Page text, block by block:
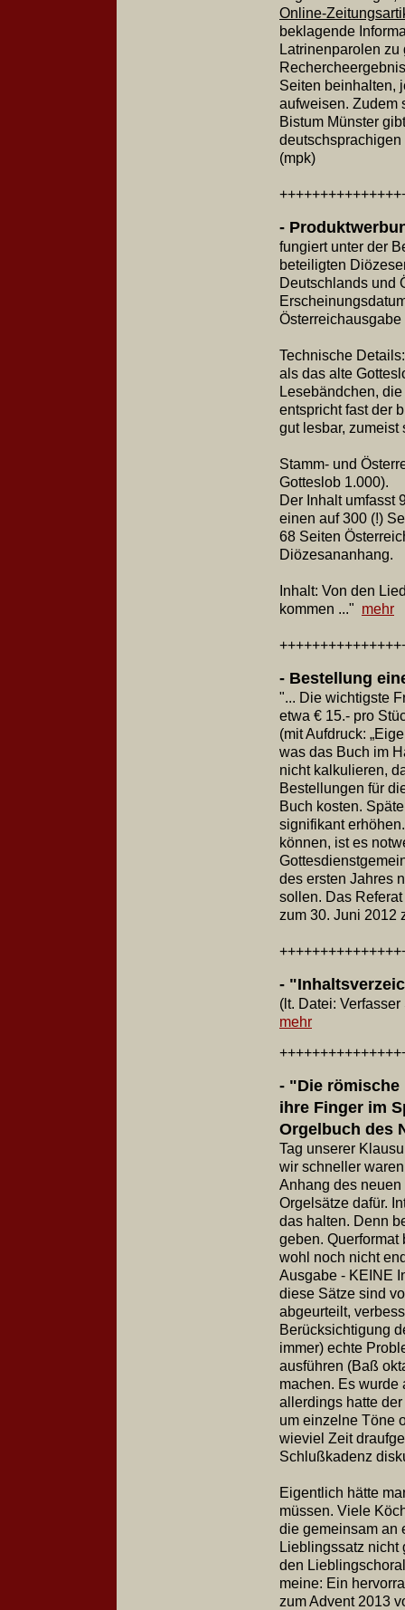
Online-
beklagende
Latrinenparolen
Seiten beinhalten,
aufweisen. Zudem
Bistum Münster
(mpk)
-
fungiert unter der
beteiligten
Deutschlands und
Technische
als das alte
Lesebändchen,
entspricht fast der
gut lesbar, zumeist
Stamm- und
Gotteslob 1.000).
Der Inhalt umfasst
einen auf 300 (!)
68 Seiten
Diözesananhang.
Inhalt: Von den
kommen ..." mehr
- Bestellung
"... Die wichtigste
etwa € 15.- pro
(mit Aufdruck:
was das Buch im
nicht kalkulieren,
Bestellungen für
Buch kosten.
signifikant
können, ist es
des ersten Jahres
sollen. Das
zum 30. Juni 2012
-
(lt. Datei:
mehr
- "Die
ihre Finger im
Orgelbuch des
Tag unserer
wir schneller
Anhang des
Orgelsätze dafür.
das halten. Denn
geben. Querformat
wohl noch nicht
Ausgabe - KEINE
diese Sätze sind
abgeurteilt,
Berücksichtigung
immer) echte
ausführen (Baß
machen. Es wurde
allerdings hatte
um einzelne Töne
wieviel Zeit
Eigentlich hätte
müssen. Viele
die gemeinsam an
Lieblingssatz nicht
den
meine: Ein
zum Advent 2013